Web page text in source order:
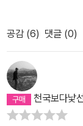
'눈에 보이는 것'만
독자들', 그리고 '눈
않은 것'을 상세히
곧게 만드려는 취지
높게 하는 것이 아
책은 보면 볼수록
픈 진실들도 알려
고 싶다. 가장 강렬
분, 서울 음대로 들
일은 온몸에 기름을
1분 동안 꼼짝않고
어났다. 광인의 자
공감 (6) 댓글 (0)
천국보다낯